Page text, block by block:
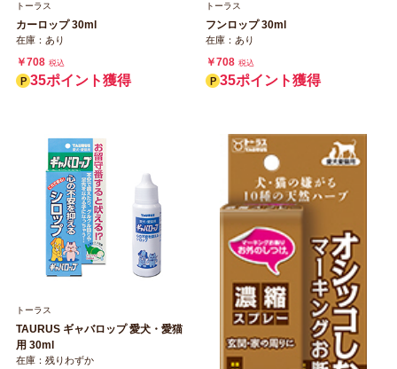
トーラス
カーロップ 30ml
在庫：あり
￥708 税込
35ポイント獲得
トーラス
フンロップ 30ml
在庫：あり
￥708 税込
35ポイント獲得
トーラス
TAURUS ギャバロップ 愛犬・愛猫
用 30ml
在庫：残りわずか